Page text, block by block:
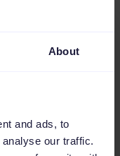
About
and ads, to
our traffic.
outil SEA